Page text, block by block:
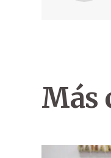
Más